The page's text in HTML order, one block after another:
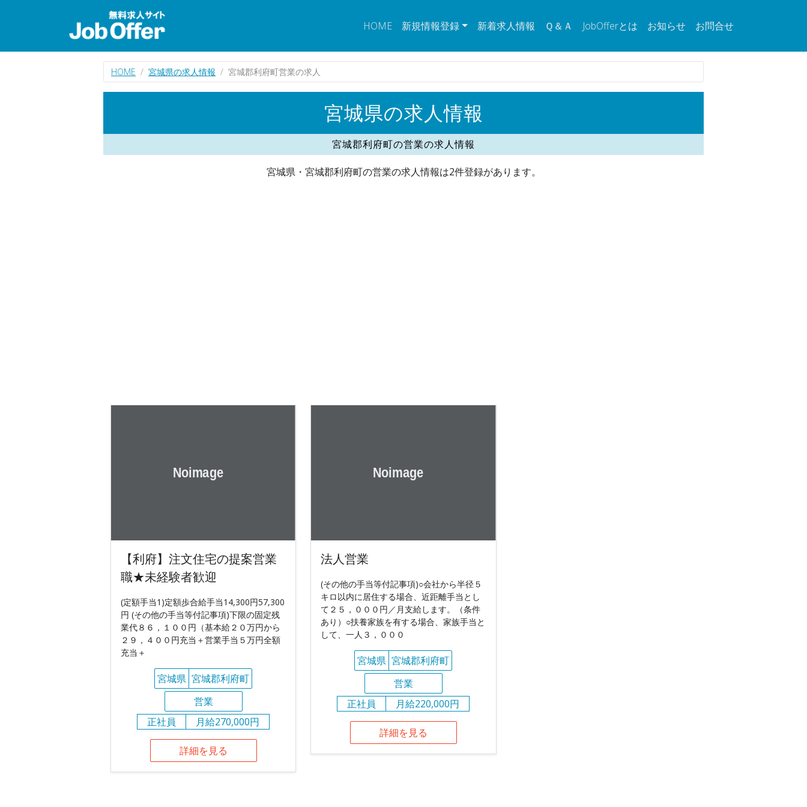
HOME 新規情報登録 新着求人情報 Ｑ＆Ａ JobOfferとは お知らせ お問合せ
HOME 宮城県の求人情報 宮城郡利府町営業の求人
宮城県の求人情報
宮城郡利府町の営業の求人情報
宮城県・宮城郡利府町の営業の求人情報は2件登録があります。
【利府】注文住宅の提案営業
職★未経験者歓迎
(定額手当1)定額歩合給手当14,300円57,300
円 (その他の手当等付記事項)下限の固定残
業代８６，１００円（基本給２０万円から
２９，４００円充当＋営業手当５万円全額
充当＋
宮城県 宮城郡利府町
営業
正社員
月給270,000円
詳細を見る
法人営業
(その他の手当等付記事項)○会社から半径５
キロ以内に居住する場合、近距離手当とし
て２５，０００円／月支給します。（条件
あり）○扶養家族を有する場合、家族手当と
して、一人３，０００
宮城県 宮城郡利府町
営業
正社員
月給220,000円
詳細を見る